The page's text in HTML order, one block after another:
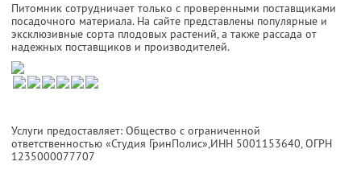
Питомник сотрудничает только с проверенными поставщиками
посадочного материала. На сайте представлены популярные и
эксклюзивные сорта плодовых растений, а также рассада от
надежных поставщиков и производителей.
Услуги предоставляет: Общество с ограниченной
ответственностью «Студия ГринПолис»,ИНН 5001153640, ОГРН
1235000077707